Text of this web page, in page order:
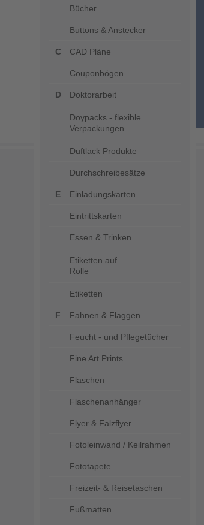
Bücher
Buttons & Anstecker
CAD Pläne
Couponbögen
Doktorarbeit
Doypacks - flexible
Verpackungen
Duftlack Produkte
Durchschreibesätze
Einladungskarten
Eintrittskarten
Essen & Trinken
Etiketten auf
Rolle
Etiketten
Fahnen & Flaggen
Feucht - und Pflegetücher
Fine Art Prints
Flaschen
Flaschenanhänger
Flyer & Falzflyer
Fotoleinwand / Keilrahmen
Fototapete
Freizeit- & Reisetaschen
Fußmatten